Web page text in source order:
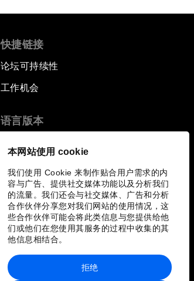
本网站使用 cookie
我们使用 Cookie 来制作贴合用户需求的内
容与广告、提供社交媒体功能以及分析我们
的流量。我们还会与社交媒体、广告和分析
合作伙伴分享您对我们网站的使用情况，这
些合作伙伴可能会将此类信息与您提供给他
们或他们在您使用其服务的过程中收集的其
他信息相结合。
拒绝
快捷链接
论坛可持续性
工作机会
语言版本